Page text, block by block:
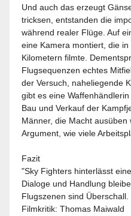
Und auch das erzeugt
tricksen, entstanden die
während realer Flüge. Auf
eine Kamera montiert, die
Kilometern filmte.
Flugsequenzen echtes
der Versuch, naheliegende
gibt es eine
Bau und Verkauf der
Männer, die Macht ausüben
Argument, wie viele
Fazit
"Sky Fighters hinterlässt
Dialoge und Handlung
Flugszenen sind Überschall.
Filmkritik: Thomas Maiwald